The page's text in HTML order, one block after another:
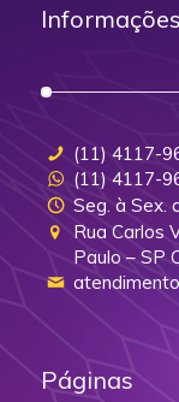
Informações
(11) 4117-
(11) 4117-
Seg. à Sex.
Rua Carlos
Paulo – SP
Páginas